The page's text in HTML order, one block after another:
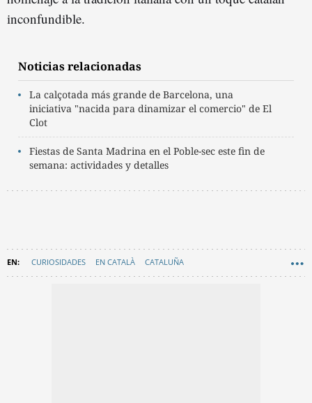
inconfundible.
Noticias relacionadas
La calçotada más grande de Barcelona, una
iniciativa "nacida para dinamizar el comercio" de El
Clot
Fiestas de Santa Madrina en el Poble-sec este fin de
semana: actividades y detalles
CURIOSIDADES EN CATALÀ CATALUÑA